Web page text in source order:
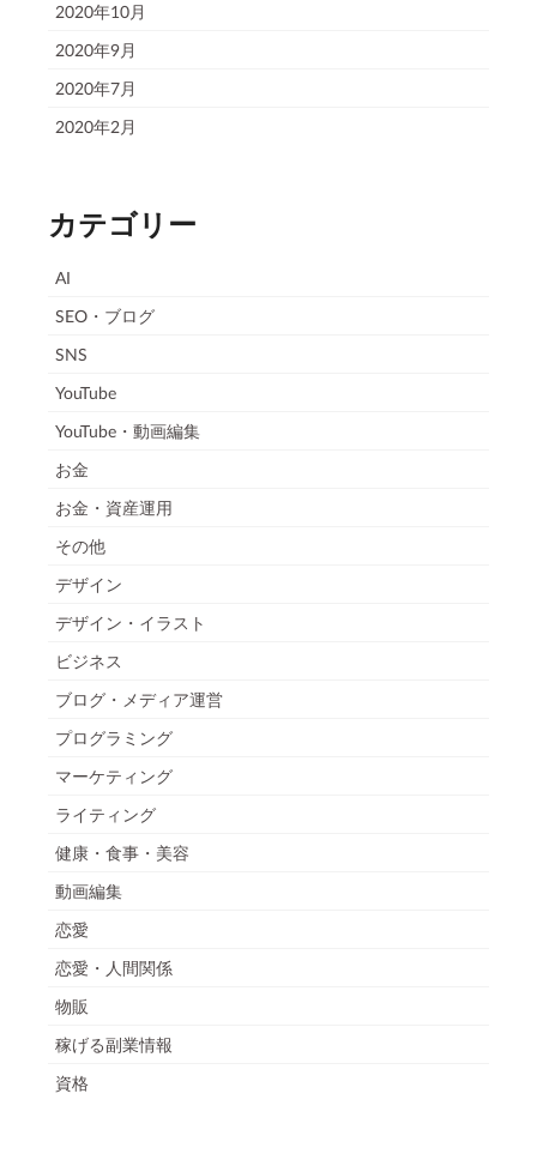
2020年10月
2020年9月
2020年7月
2020年2月
カテゴリー
AI
SEO・ブログ
SNS
YouTube
YouTube・動画編集
お金
お金・資産運用
その他
デザイン
デザイン・イラスト
ビジネス
ブログ・メディア運営
プログラミング
マーケティング
ライティング
健康・食事・美容
動画編集
恋愛
恋愛・人間関係
物販
稼げる副業情報
資格